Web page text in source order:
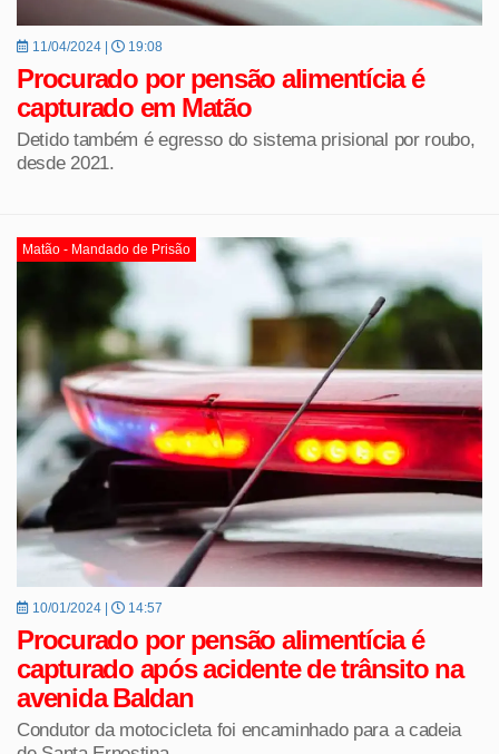
11/04/2024 | 19:08
Procurado por pensão alimentícia é
capturado em Matão
Detido também é egresso do sistema prisional por roubo,
desde 2021.
Matão - Mandado de Prisão
10/01/2024 | 14:57
Procurado por pensão alimentícia é
capturado após acidente de trânsito na
avenida Baldan
Condutor da motocicleta foi encaminhado para a cadeia